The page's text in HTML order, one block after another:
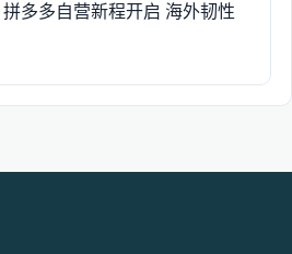
多多自营新程开启 海外韧性